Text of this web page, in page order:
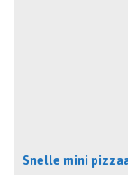
Snelle mini